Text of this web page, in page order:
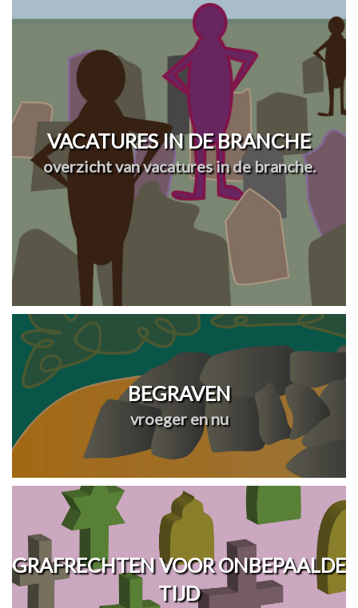
VACATURES IN DE BRANCHE
overzicht van vacatures in de branche.
BEGRAVEN
vroeger en nu
GRAFRECHTEN VOOR ONBEPAALDE
TIJD